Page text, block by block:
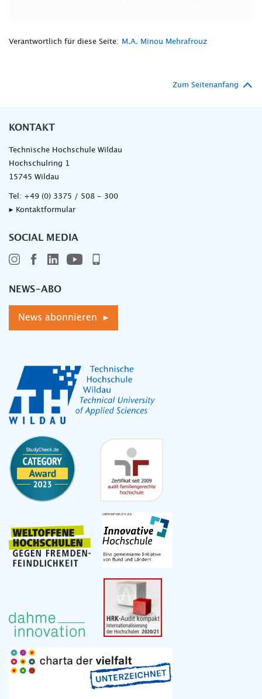
Verantwortlich für diese Seite: M.A. Minou Mehrafrouz
Zum Seitenanfang
KONTAKT
Technische Hochschule Wildau
Hochschulring 1
15745 Wildau
Tel: +49 (0) 3375 / 508 - 300
▸ Kontaktformular
SOCIAL MEDIA
NEWS-ABO
News abonnieren ▸